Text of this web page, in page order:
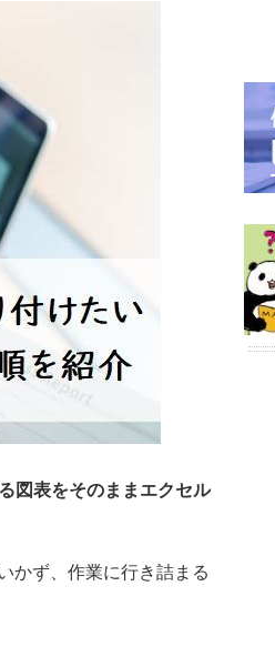
図表をそのままエクセル
かず、作業に行き詰まる